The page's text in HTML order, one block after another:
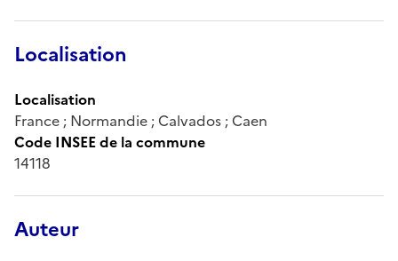
Localisation
Localisation
France ; Normandie ; Calvados ; Caen
Code INSEE de la commune
14118
Auteur